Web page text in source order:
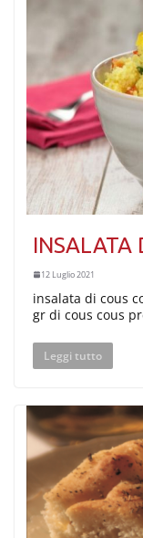
INSALATA
12 Luglio 2021
insalata di cous
gr di cous cous
Leggi tutto